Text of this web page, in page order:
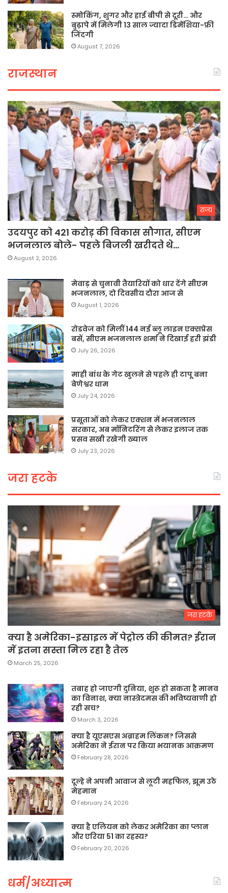
स्मोकिंग, शुगर और हाई बीपी से दूरी… और
बुढ़ापे में मिलेगी 13 साल ज्यादा डिमेंशिया-फ्री
जिंदगी
August 7, 2026
राजस्थान
राज्य
उदयपुर को 421 करोड़ की विकास सौगात, सीएम
भजनलाल बोले- पहले बिजली खरीदते थे…
August 2, 2026
मेवाड़ से चुनावी तैयारियों को धार देंगे सीएम
भजनलाल, दो दिवसीय दौरा आज से
August 1, 2026
रोडवेज को मिलीं 144 नई ब्लू लाइन एक्सप्रेस
बसें, सीएम भजनलाल शर्मा ने दिखाई हरी झंडी
July 26, 2026
माही बांध के गेट खुलने से पहले ही टापू बना
बेणेश्वर धाम
July 24, 2026
प्रसूताओं को लेकर एक्शन में भजनलाल
सरकार, अब मॉनिटरिंग से लेकर इलाज तक
प्रसव सखी रखेगी ख्याल
July 23, 2026
जरा हटके
जरा हटके
क्या है अमेरिका-इस्राइल में पेट्रोल की कीमत? ईरान
में इतना सस्ता मिल रहा है तेल
March 25, 2026
तबाह हो जाएगी दुनिया, शुरू हो सकता है मानव
का विनाश, क्या नास्त्रेदमस की भविष्यवाणी हो
रही सच?
March 3, 2026
क्या है यूएसएस अब्राहम लिंकन? जिससे
अमेरिका ने ईरान पर किया भयानक आक्रमण
February 28, 2026
दूल्हे ने अपनी आवाज से लूटी महफिल, झूम उठे
मेहमान
February 24, 2026
क्या है एलियन को लेकर अमेरिका का प्लान
और एरिया 51 का रहस्य?
February 20, 2026
धर्म/अध्यात्म